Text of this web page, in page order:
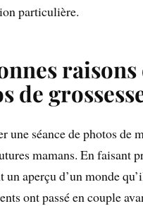
particulière.
de
une séance de photos
mamans. En faisant
un aperçu d’un monde
ont passé en couple